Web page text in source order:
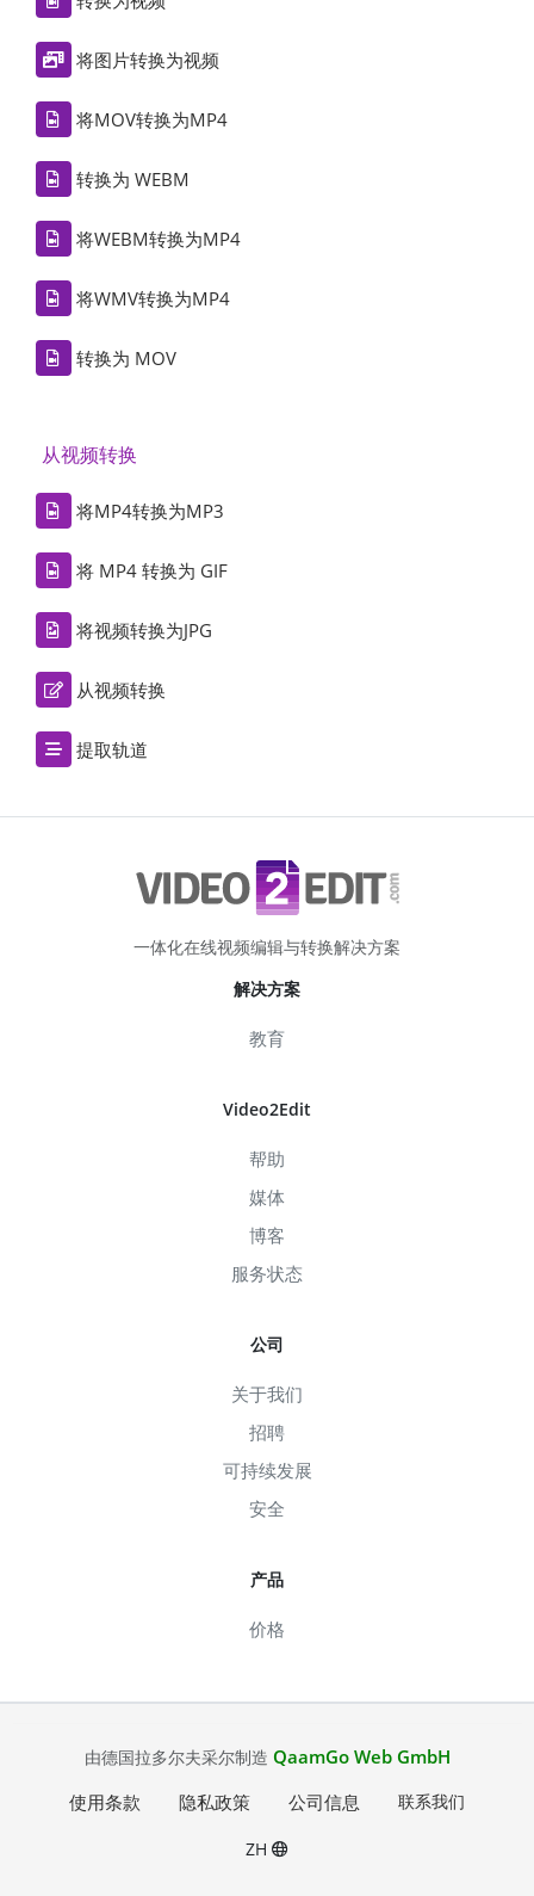
将图片转换为视频
将MOV转换为MP4
转换为 WEBM
将WEBM转换为MP4
将WMV转换为MP4
转换为 MOV
从视频转换
将MP4转换为MP3
将 MP4 转换为 GIF
将视频转换为JPG
从视频转换
提取轨道
一体化在线视频编辑与转换解决方案
解决方案
教育
Video2Edit
帮助
媒体
博客
服务状态
公司
关于我们
招聘
可持续发展
安全
产品
价格
由德国拉多尔夫采尔制造 QaamGo Web GmbH
使用条款
隐私政策 公司信息 联系我们
ZH